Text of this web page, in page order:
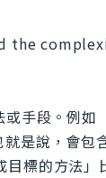
手段。例如
是說，會包
目標的方法